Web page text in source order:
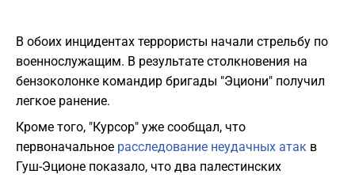
В обоих инцидентах террористы начали стрельбу по
военнослужащим. В результате столкновения на
бензоколонке командир бригады "Эциони" получил
легкое ранение.
Кроме того, "Курсор" уже сообщал, что
первоначальное расследование неудачных атак в
Гуш-Эционе показало, что два палестинских